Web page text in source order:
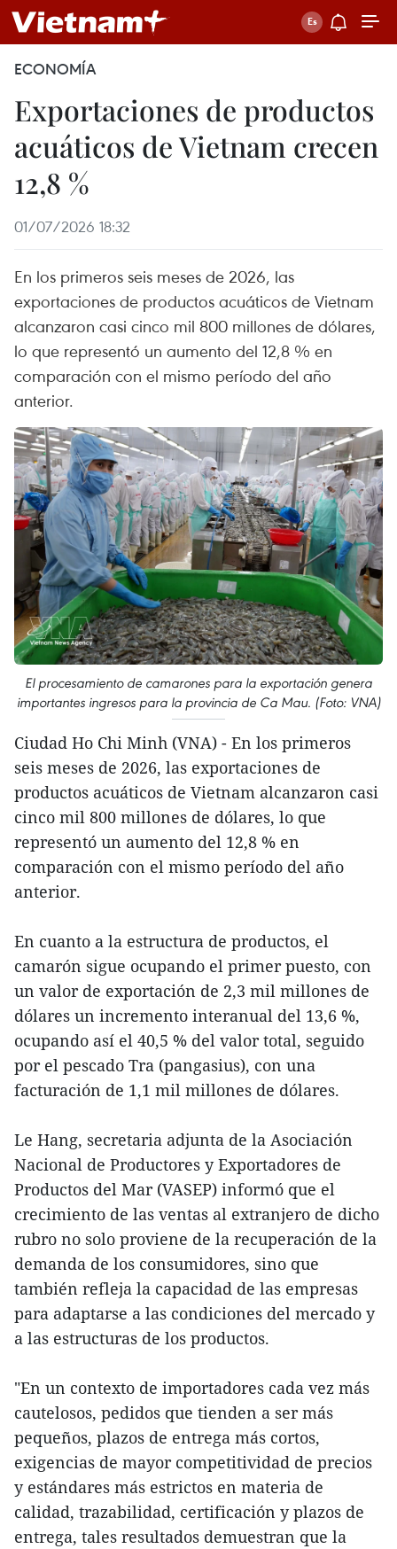
ECONOMÍA
Exportaciones de productos
acuáticos de Vietnam crecen
12,8 %
01/07/2026 18:32
En los primeros seis meses de 2026, las
exportaciones de productos acuáticos de Vietnam
alcanzaron casi cinco mil 800 millones de dólares,
lo que representó un aumento del 12,8 % en
comparación con el mismo período del año
anterior.
El procesamiento de camarones para la exportación genera
importantes ingresos para la provincia de Ca Mau. (Foto: VNA)
Ciudad Ho Chi Minh (VNA) - En los primeros
seis meses de 2026, las exportaciones de
productos acuáticos de Vietnam alcanzaron casi
cinco mil 800 millones de dólares, lo que
representó un aumento del 12,8 % en
comparación con el mismo período del año
anterior.
En cuanto a la estructura de productos, el
camarón sigue ocupando el primer puesto, con
un valor de exportación de 2,3 mil millones de
dólares un incremento interanual del 13,6 %,
ocupando así el 40,5 % del valor total, seguido
por el pescado Tra (pangasius), con una
facturación de 1,1 mil millones de dólares.
Le Hang, secretaria adjunta de la Asociación
Nacional de Productores y Exportadores de
Productos del Mar (VASEP) informó que el
crecimiento de las ventas al extranjero de dicho
rubro no solo proviene de la recuperación de la
demanda de los consumidores, sino que
también refleja la capacidad de las empresas
para adaptarse a las condiciones del mercado y
a las estructuras de los productos.
"En un contexto de importadores cada vez más
cautelosos, pedidos que tienden a ser más
pequeños, plazos de entrega más cortos,
exigencias de mayor competitividad de precios
y estándares más estrictos en materia de
calidad, trazabilidad, certificación y plazos de
entrega, tales resultados demuestran que la